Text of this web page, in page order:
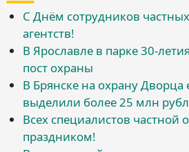
С Днём сотрудников
агентств!
В Ярославле в парке 30-
пост охраны
В Брянске на охрану Дворца
выделили более 25 млн
Всех специалистов частной
праздником!